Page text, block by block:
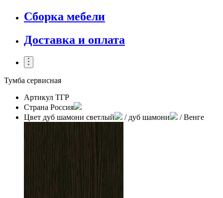
Сборка мебели
Доставка и оплата
Тумба сервисная
Артикул ТГР
Страна Россия
Цвет дуб шамони светлый / дуб шамони / Венге